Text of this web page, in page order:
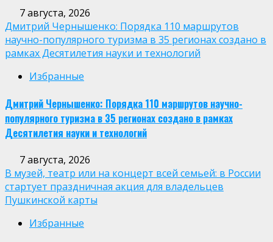
7 августа, 2026
Дмитрий Чернышенко: Порядка 110 маршрутов
научно-популярного туризма в 35 регионах создано в
рамках Десятилетия науки и технологий
Избранные
Дмитрий Чернышенко: Порядка 110 маршрутов научно-
популярного туризма в 35 регионах создано в рамках
Десятилетия науки и технологий
7 августа, 2026
В музей, театр или на концерт всей семьей: в России
стартует праздничная акция для владельцев
Пушкинской карты
Избранные